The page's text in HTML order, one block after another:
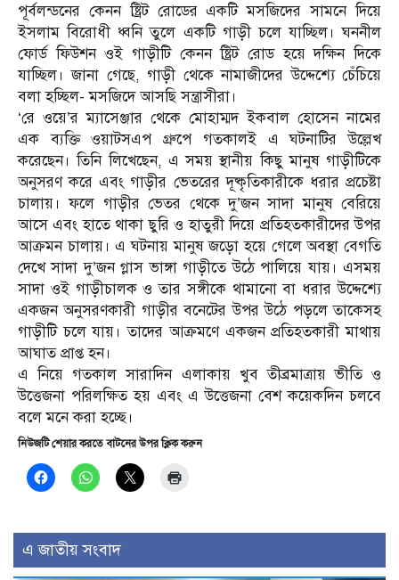
পূর্বলন্ডনের কেনন ষ্ট্রিট রোডের একটি মসজিদের সামনে দিয়ে
ইসলাম বিরোধী ধ্বনি তুলে একটি গাড়ী চলে যাচ্ছিল। ঘননীল
ফোর্ড ফিউশন ওই গাড়ীটি কেনন ষ্ট্রিট রোড হয়ে দক্ষিন দিকে
যাচ্ছিল। জানা গেছে, গাড়ী থেকে নামাজীদের উদ্দেশ্যে চেঁচিয়ে
বলা হচ্ছিল- মসজিদে আসছি সন্ত্রাসীরা।
‘রে ওয়ে’র ম্যাসেঞ্জার থেকে মোহাম্মদ ইকবাল হোসেন নামের
এক ব্যক্তি ওয়াটসএপ গ্রুপে গতকালই এ ঘটনাটির উল্লেখ
করেছেন। তিনি লিখেছেন, এ সময় স্থানীয় কিছু মানুষ গাড়ীটিকে
অনুসরণ করে এবং গাড়ীর ভেতরের দূষ্কৃতিকারীকে ধরার প্রচেষ্টা
চালায়। ফলে গাড়ীর ভেতর থেকে দু’জন সাদা মানুষ বেরিয়ে
আসে এবং হাতে থাকা ছুরি ও হাতুরী দিয়ে প্রতিহতকারীদের উপর
আক্রমন চালায়। এ ঘটনায় মানুষ জড়ো হয়ে গেলে অবস্থা বেগতি
দেখে সাদা দু’জন গ্লাস ভাঙ্গা গাড়ীতে উঠে পালিয়ে যায়। এসময়
সাদা ওই গাড়ীচালক ও তার সঙ্গীকে থামানো বা ধরার উদ্দেশ্যে
একজন অনুসরণকারী গাড়ীর বনেটের উপর উঠে পড়লে তাকেসহ
গাড়ীটি চলে যায়। তাদের আক্রমণে একজন প্রতিহতকারী মাথায়
আঘাত প্রাপ্ত হন।
এ নিয়ে গতকাল সারাদিন এলাকায় খুব তীব্রমাত্রায় ভীতি ও
উত্তেজনা পরিলক্ষিত হয় এবং এ উত্তেজনা বেশ কয়েকদিন চলবে
বলে মনে করা হচ্ছে।
নিউজটি শেয়ার করতে বাটনের উপর ক্লিক করুন
এ জাতীয় সংবাদ